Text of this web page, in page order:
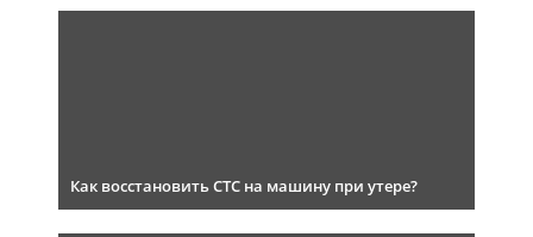
Как восстановить СТС на машину при утере?